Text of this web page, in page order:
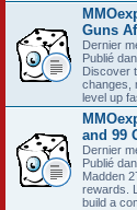
Guns
Dernier
Publié
Discover
changes,
level up
and 99
Dernier
Publié
Madden
rewards.
build a